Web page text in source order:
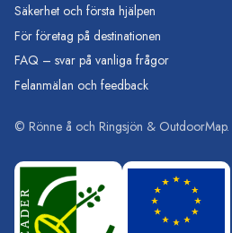
Säkerhet och första hjälpen
För företag på destinationen
FAQ – svar på vanliga frågor
Felanmälan och feedback
© Rönne å och Ringsjön & OutdoorMap.